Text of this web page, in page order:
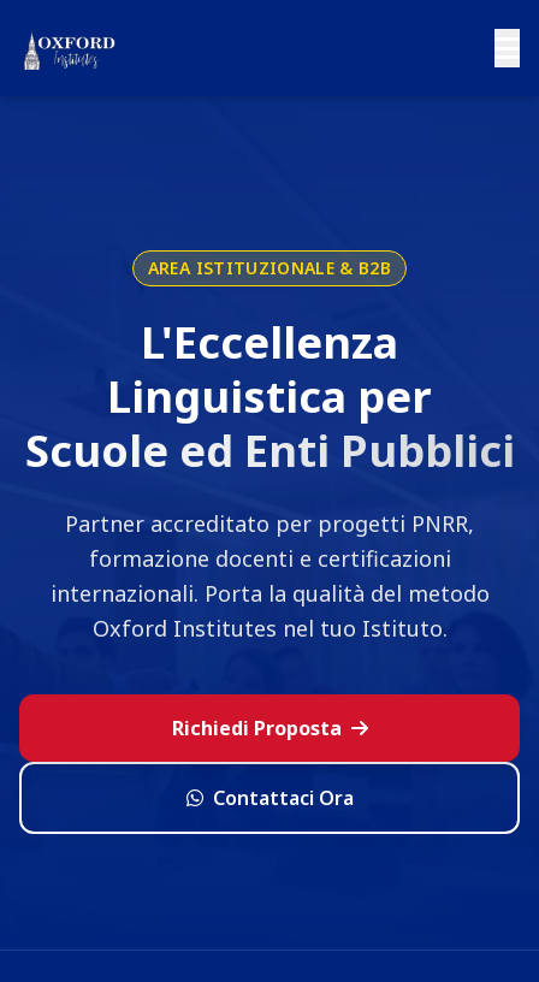
AREA ISTITUZIONALE & B2B
L'Eccellenza
Linguistica per
Scuole ed Enti Pubblici
Partner accreditato per progetti PNRR,
formazione docenti e certificazioni
internazionali. Porta la qualità del metodo
Oxford Institutes nel tuo Istituto.
Richiedi Proposta
Contattaci Ora